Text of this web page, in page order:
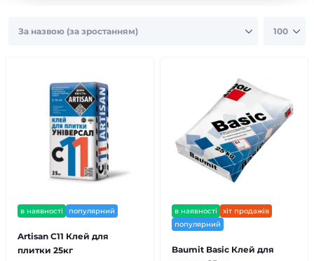
Телефон
Email
Коментар
Самовивіз (м.Київ)
Доставка
в наявності популярний
Artisan С11 Клей для
плитки 25кг
в наявності
хіт продажів
популярний
Baumit Basic Клей для